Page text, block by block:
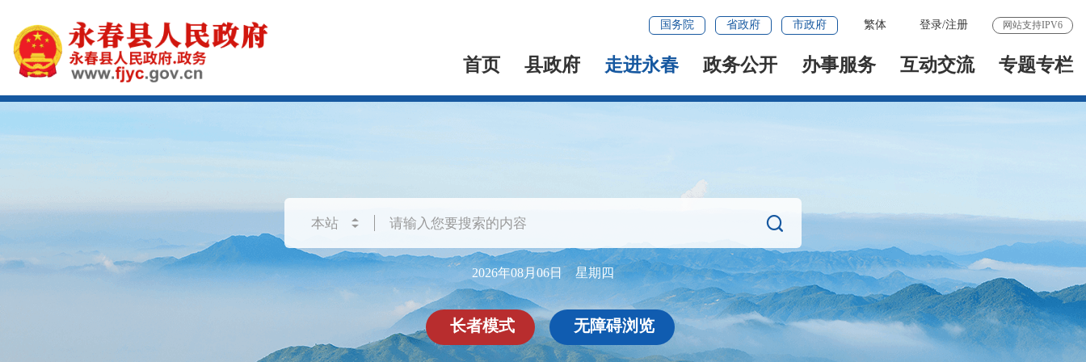
国务院 省政府 市政府 繁体 登录/注册 网站支持IPV6
首页 县政府 走进永春 政务公开 办事服务 互动交流 专题专栏

2026年08月06日 星期四
长者模式 无障碍浏览